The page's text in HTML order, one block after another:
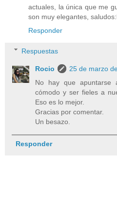
actuales, la única que me
son muy elegantes,
Responder
Respuestas
Rocio
25 de marzo
No hay que
cómodo y ser fieles a
Eso es lo mejor.
Gracias por comentar.
Un besazo.
Responder